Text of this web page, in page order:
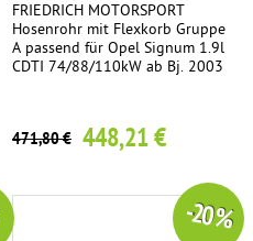
FRIEDRICH MOTORSPORT
Hosenrohr mit Flexkorb Gruppe
A passend für Opel Signum 1.9l
CDTI 74/88/110kW ab Bj. 2003
471,80 € 448,21 €
-20 %